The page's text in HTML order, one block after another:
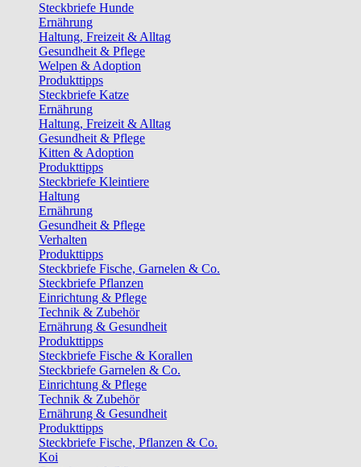
Steckbriefe Hunde
Ernährung
Haltung, Freizeit & Alltag
Gesundheit & Pflege
Welpen & Adoption
Produkttipps
Steckbriefe Katze
Ernährung
Haltung, Freizeit & Alltag
Gesundheit & Pflege
Kitten & Adoption
Produkttipps
Steckbriefe Kleintiere
Haltung
Ernährung
Gesundheit & Pflege
Verhalten
Produkttipps
Steckbriefe Fische, Garnelen & Co.
Steckbriefe Pflanzen
Einrichtung & Pflege
Technik & Zubehör
Ernährung & Gesundheit
Produkttipps
Steckbriefe Fische & Korallen
Steckbriefe Garnelen & Co.
Einrichtung & Pflege
Technik & Zubehör
Ernährung & Gesundheit
Produkttipps
Steckbriefe Fische, Pflanzen & Co.
Koi